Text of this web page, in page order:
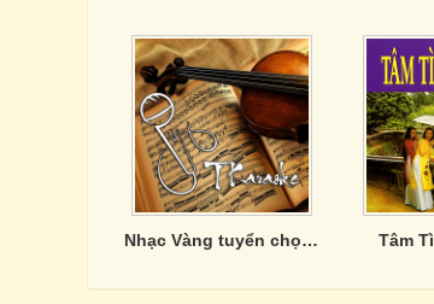
Nhạc Vàng tuyển chọn của Phương Anh Tâm